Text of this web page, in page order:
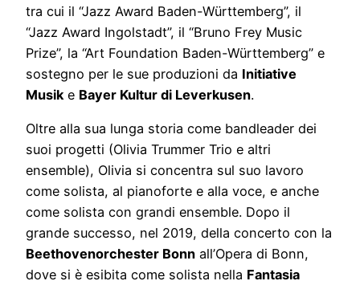
tra cui il “Jazz Award Baden-Württemberg”, il
“Jazz Award Ingolstadt”, il “Bruno Frey Music
Prize”, la “Art Foundation Baden-Württemberg” e
sostegno per le sue produzioni da Initiative
Musike Bayer Kultur di Leverkusen.
Oltre alla sua lunga storia come bandleader dei
suoi progetti (Olivia Trummer Trio e altri
ensemble), Olivia si concentra sul suo lavoro
come solista, al pianoforte e alla voce, e anche
come solista con grandi ensemble. Dopo il
grande successo, nel 2019, della concerto con la
Beethovenorchester Bonn all’Opera di Bonn,
dove si è esibita come solista nella Fantasia